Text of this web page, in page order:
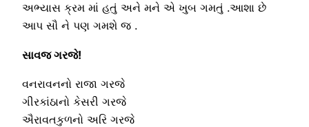
અભ્યાસ ક્રમ માં હતું અને મને એ ખુબ ગમતું .આશા છે
આપ સૌ ને પણ ગમશે જ .
સાવજ ગરજે!
વનરાવનનો રાજા ગરજે
ગીરકાંઠાનો કેસરી ગરજે
ઐરાવતકુળનો અરિ ગરજે